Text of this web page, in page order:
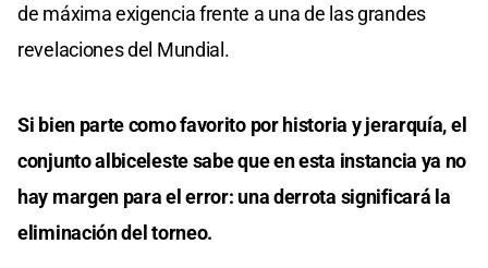
de máxima exigencia frente a una de las grandes
revelaciones del Mundial.
Si bien parte como favorito por historia y jerarquía, el
conjunto albiceleste sabe que en esta instancia ya no
hay margen para el error: una derrota significará la
eliminación del torneo.